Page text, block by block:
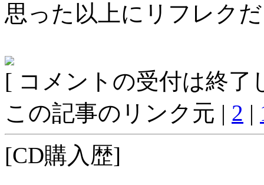
思った以上にリフレク
[ コメントの受付は終了
この記事のリンク元 | 2 |
[CD購入歴]